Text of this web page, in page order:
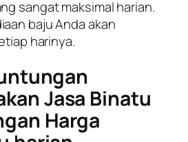
sangat maksimal harian.
baju Anda akan
harinya.
Jasa Binatu
Harga